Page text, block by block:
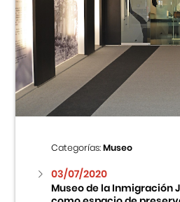
Categorías:Museo
03/07/2020
Museo de la Inmigración